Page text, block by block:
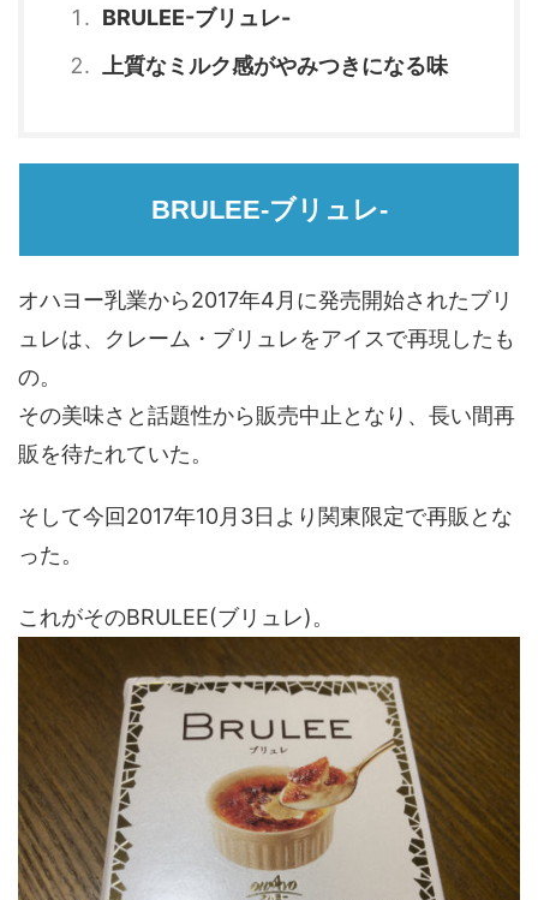
BRULEE-ブリュレ-
上質なミルク感がやみつきになる味
BRULEE-ブリュレ-
オハヨー乳業から2017年4月に発売開始されたブリ
ュレは、クレーム・ブリュレをアイスで再現したも
の。
その美味さと話題性から販売中止となり、長い間再
販を待たれていた。
そして今回2017年10月3日より関東限定で再販とな
った。
これがそのBRULEE(ブリュレ)。